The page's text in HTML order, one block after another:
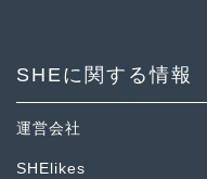
SHEに関する情報
運営会社
SHElikes